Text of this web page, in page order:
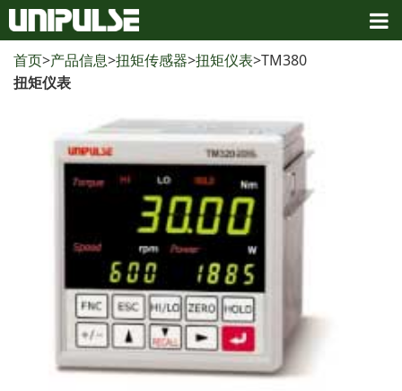
首页>产品信息>扭矩传感器>扭矩仪表>TM380
扭矩仪表